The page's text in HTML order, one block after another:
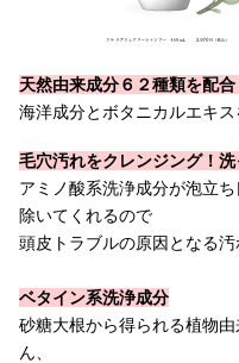
天然由来成分６２種類を配合
海洋成分とボタニカルエキス
毛穴汚れをクレンジング！
アミノ酸系洗浄成分が泡立
除いてくれるので
頭皮トラブルの原因となる汚
ベタイン系洗浄成分
砂糖大根から得られる植物
ん、